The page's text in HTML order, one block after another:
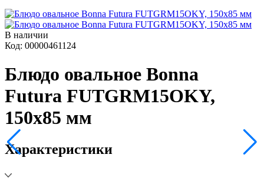
В наличии
Код: 00000461124
Блюдо овальное Bonna
Futura FUTGRM15OKY,
150x85 мм
Характеристики